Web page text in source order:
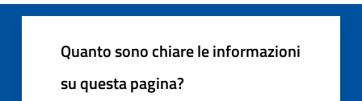
Quanto sono chiare le informazioni
su questa pagina?